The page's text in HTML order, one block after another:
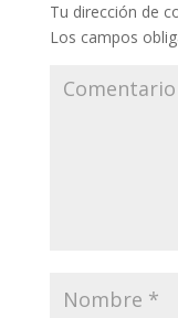
Tu dirección de
Los campos